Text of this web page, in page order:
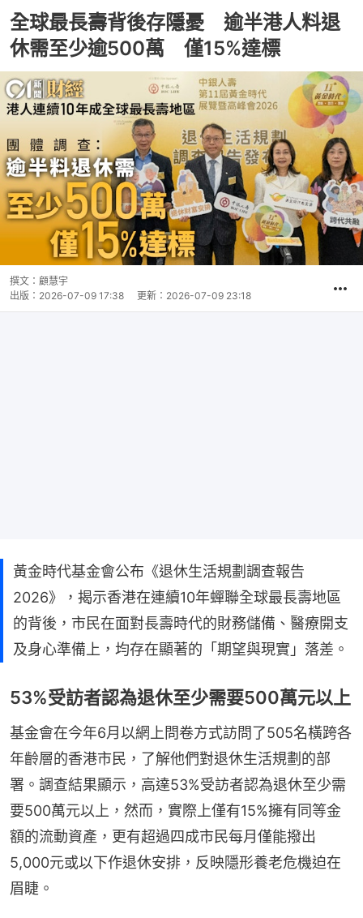
全球最長壽背後存隱憂 逾半港人料退
休需至少逾500萬 僅15%達標
撰文： 顧慧宇
出版： 2026-07-09 17:38 更新： 2026-07-09 23:18
黃金時代基金會公布《退休生活規劃調查報告
2026》，揭示香港在連續10年蟬聯全球最長壽地區
的背後，市民在面對長壽時代的財務儲備、醫療開支
及身心準備上，均存在顯著的「期望與現實」落差。
53%受訪者認為退休至少需要500萬元以上
基金會在今年6月以網上問卷方式訪問了505名橫跨各
年齡層的香港市民，了解他們對退休生活規劃的部
署。調查結果顯示，高達53%受訪者認為退休至少需
要500萬元以上，然而，實際上僅有15%擁有同等金
額的流動資產，更有超過四成市民每月僅能撥出
5,000元或以下作退休安排，反映隱形養老危機迫在
眉睫。